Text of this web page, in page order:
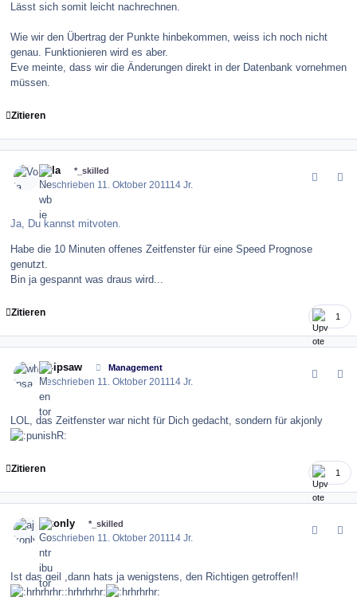
Lässt sich somit leicht nachrechnen.
Wie wir den Übertrag der Punkte hinbekommen, weiss ich noch nicht
genau. Funktionieren wird es aber.
Eve meinte, dass wir die Änderungen direkt in der Datenbank vornehmen
müssen.
Zitieren
Vola *_skilled
Geschrieben 11. Oktober 2011 14 Jr.
Ja, Du kannst mitvoten.
Habe die 10 Minuten offenes Zeitfenster für eine Speed Prognose
genutzt.
Bin ja gespannt was draus wird...
Zitieren 1
whipsaw Management
Geschrieben 11. Oktober 2011 14 Jr.
LOL, das Zeitfenster war nicht für Dich gedacht, sondern für akjonly
Zitieren 1
ajkonly *_skilled
Geschrieben 11. Oktober 2011 14 Jr.
Ist das geil ,dann hats ja wenigstens, den Richtigen getroffen!!
:hrhrhrhr: